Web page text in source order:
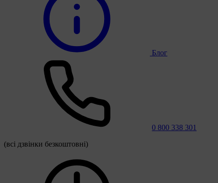
Блог
0 800 338 301
(всі дзвінки безкоштовні)